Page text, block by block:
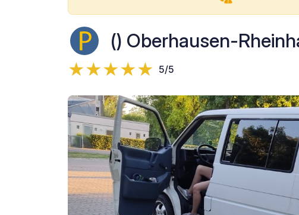
() Oberhausen-
5/5